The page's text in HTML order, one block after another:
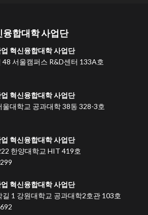
합대학 사업단
혁신융합대학 사업단
서울캠퍼스 R&D센터 133A호
혁신융합대학 사업단
대학교 공과대학 38동 328-3호
혁신융합대학 사업단
한양대학교 HIT 419호
혁신융합대학 사업단
1 강원대학교 공과대학2호관 103호